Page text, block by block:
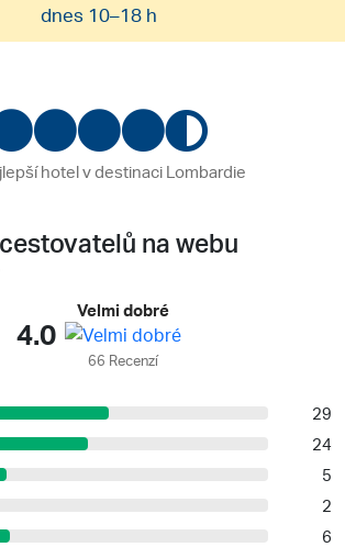
dnes 10–18 h
hotel v destinaci Lombardie
na webu
4.0
Velmi dobré
66 Recenzí
29
24
5
2
6